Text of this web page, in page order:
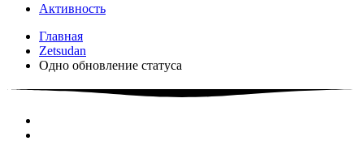
Активность
Главная
Zetsudan
Одно обновление статуса